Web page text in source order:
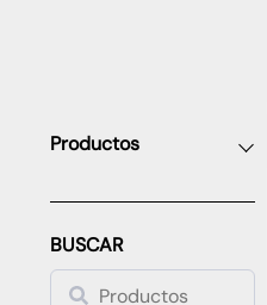
Productos
BUSCAR